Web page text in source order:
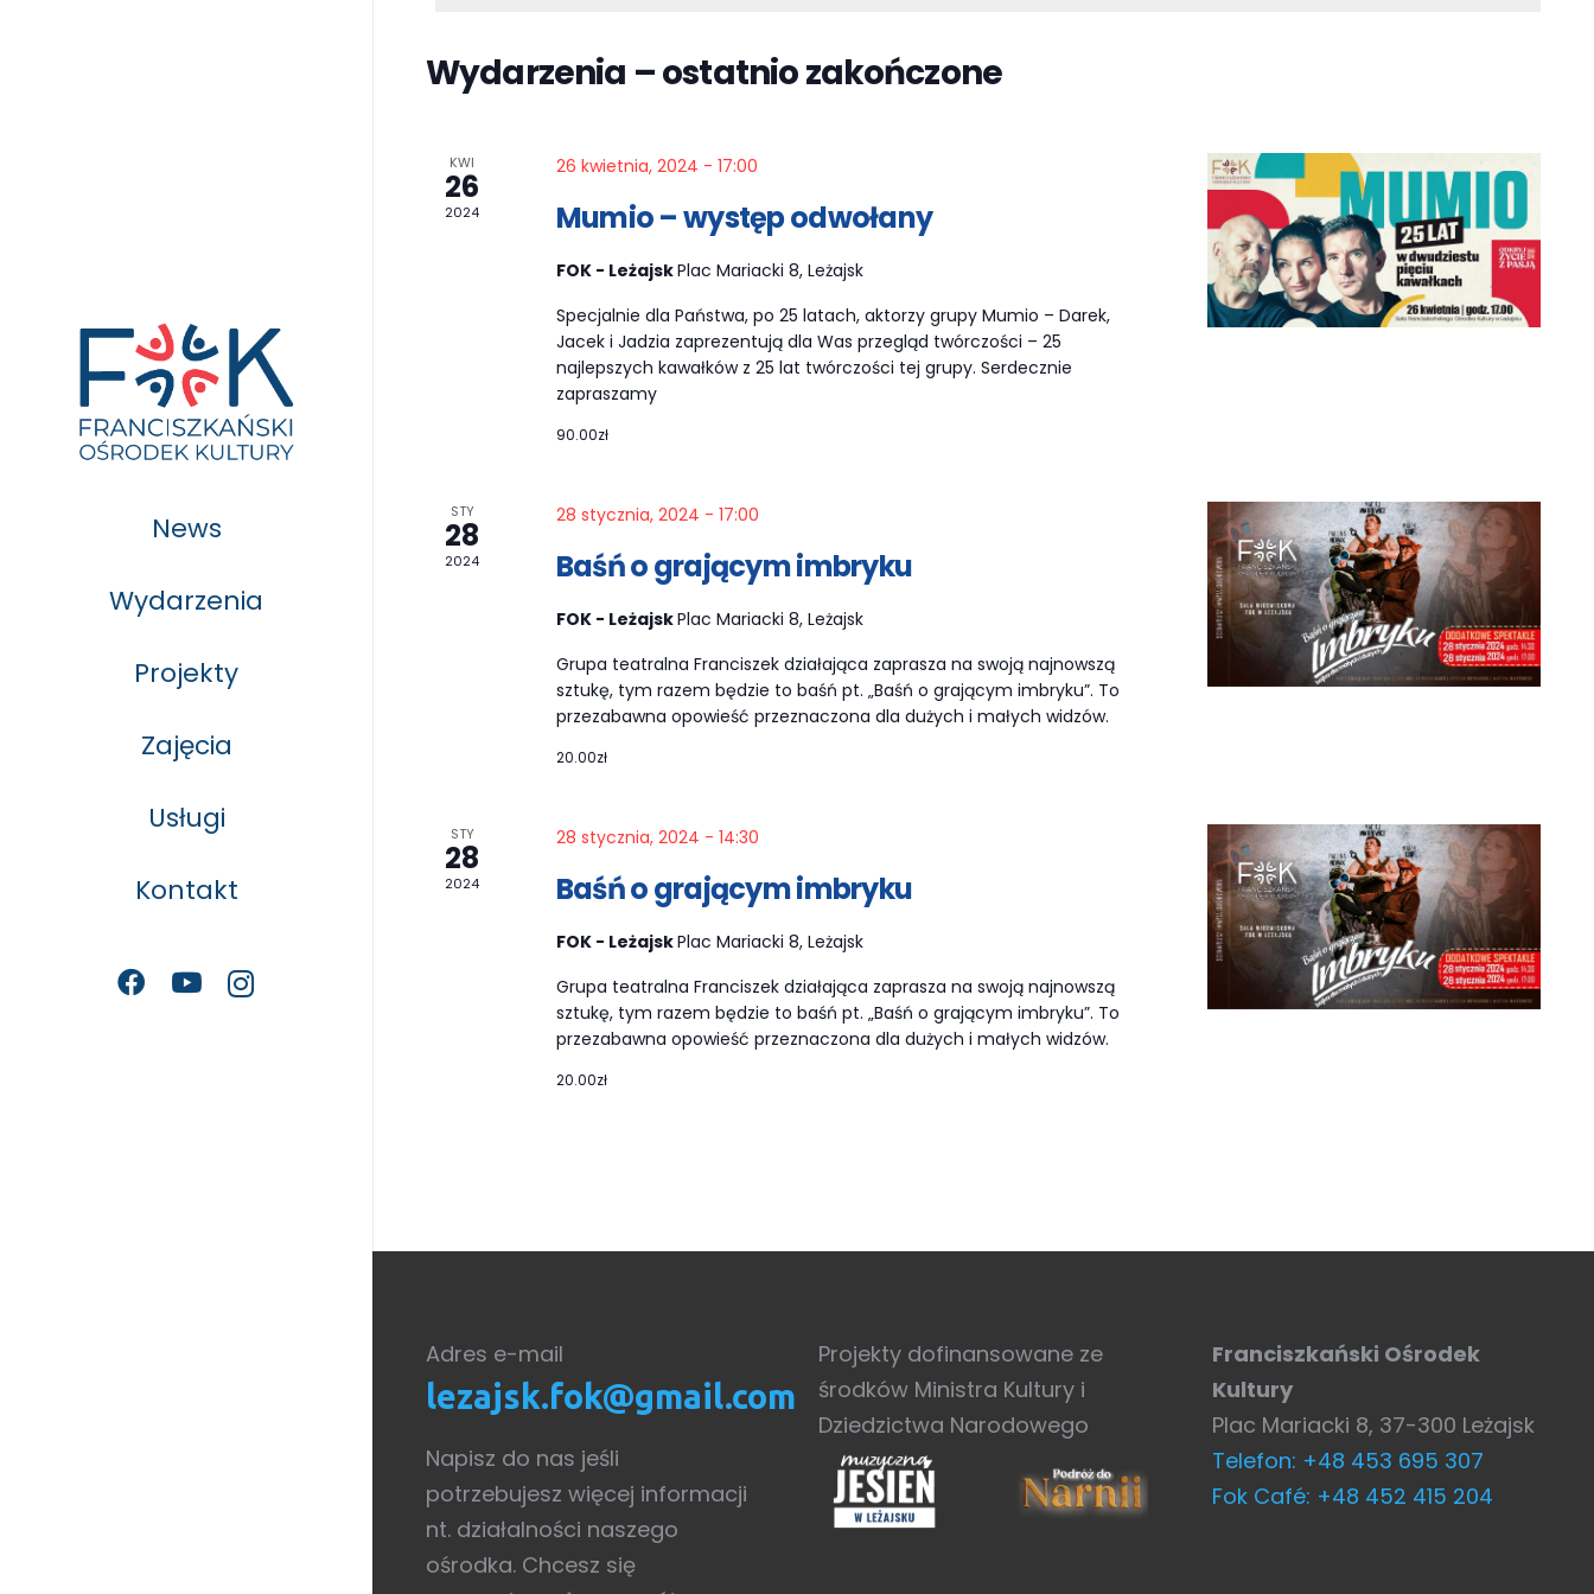
News
Wydarzenia
Projekty
Zajęcia
Usługi
Kontakt
i
widokach
Wydarzenia – ostatnio zakończone
KWI
26
2024
26 kwietnia, 2024 - 17:00
Mumio – występ odwołany
FOK - LeżajskPlac Mariacki 8, Leżajsk
Specjalnie dla Państwa, po 25 latach, aktorzy grupy Mumio – Darek,
Jacek i Jadzia zaprezentują dla Was przegląd twórczości – 25
najlepszych kawałków z 25 lat twórczości tej grupy. Serdecznie
zapraszamy
90.00zł
STY
28
2024
28 stycznia, 2024 - 17:00
Baśń o grającym imbryku
FOK - LeżajskPlac Mariacki 8, Leżajsk
Grupa teatralna Franciszek działająca zaprasza na swoją najnowszą
sztukę, tym razem będzie to baśń pt. „Baśń o grającym imbryku”. To
przezabawna opowieść przeznaczona dla dużych i małych widzów.
20.00zł
STY
28
2024
28 stycznia, 2024 - 14:30
Baśń o grającym imbryku
FOK - LeżajskPlac Mariacki 8, Leżajsk
Grupa teatralna Franciszek działająca zaprasza na swoją najnowszą
sztukę, tym razem będzie to baśń pt. „Baśń o grającym imbryku”. To
przezabawna opowieść przeznaczona dla dużych i małych widzów.
20.00zł
Adres e-mail
lezajsk.fok@gmail.com
Napisz do nas jeśli
potrzebujesz więcej informacji
nt. działalności naszego
ośrodka. Chcesz się
Projekty dofinansowane ze
środków Ministra Kultury i
Dziedzictwa Narodowego
Franciszkański Ośrodek
Kultury
Plac Mariacki 8, 37-300 Leżajsk
Telefon: +48 453 695 307
Fok Café: +48 452 415 204